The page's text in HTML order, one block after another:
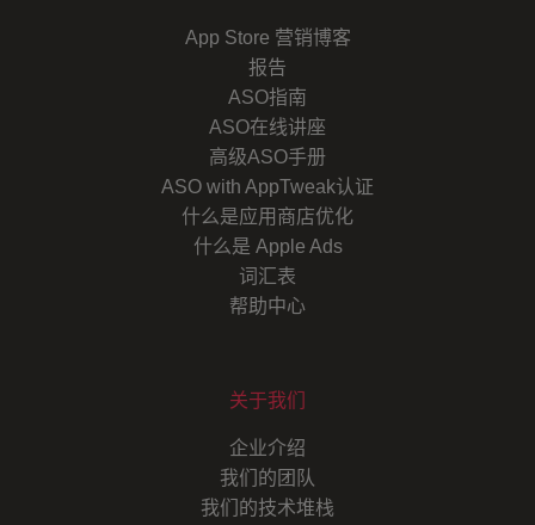
App Store 营销博客
报告
ASO指南
ASO在线讲座
高级ASO手册
ASO with AppTweak认证
什么是应用商店优化
什么是 Apple Ads
词汇表
帮助中心
关于我们
企业介绍
我们的团队
我们的技术堆栈